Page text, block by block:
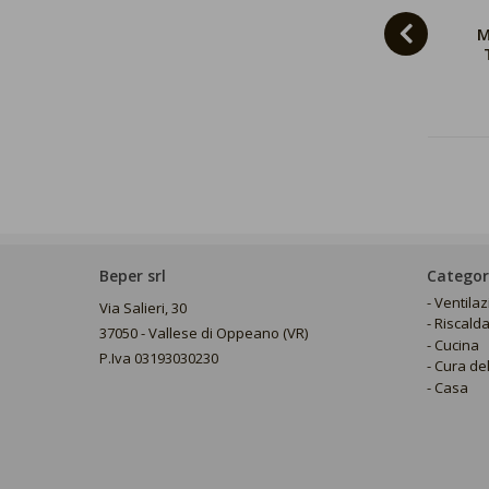
Beper srl
Via Salieri, 30
37050 - Vallese di Oppeano (VR)
P.Iva 03193030230
Cucina
Cura
Casa